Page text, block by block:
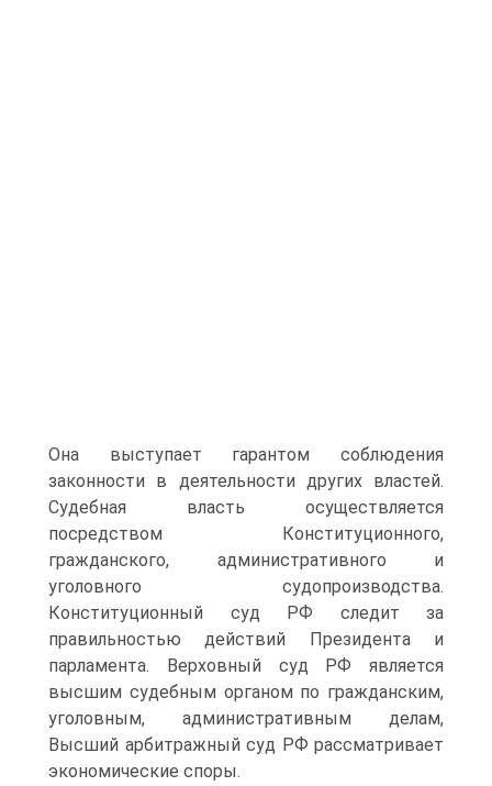
Она выступает гарантом соблюдения
законности в деятельности других властей.
Судебная власть осуществляется
посредством Конституционного,
гражданского, административного и
уголовного судопроизводства.
Конституционный суд РФ следит за
правильностью действий Президента и
парламента. Верховный суд РФ является
высшим судебным органом по гражданским,
уголовным, административным делам,
Высший арбитражный суд РФ рассматривает
экономические споры.